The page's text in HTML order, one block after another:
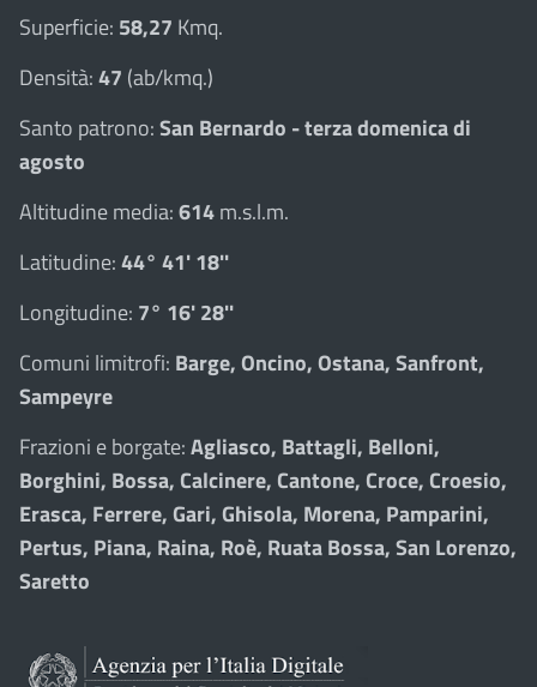
Superficie: 58,27 Kmq.
Densità:47 (ab/kmq.)
Santo patrono:San Bernardo - terza domenica di
agosto
Altitudine media:614m.s.l.m.
Latitudine:44° 41' 18''
Longitudine: 7° 16' 28''
Comuni limitrofi: Barge, Oncino, Ostana, Sanfront,
Sampeyre
Frazioni e borgate:Agliasco, Battagli, Belloni,
Borghini, Bossa, Calcinere, Cantone, Croce, Croesio,
Erasca, Ferrere, Gari, Ghisola, Morena, Pamparini,
Pertus, Piana, Raina, Roè, Ruata Bossa, San Lorenzo,
Saretto